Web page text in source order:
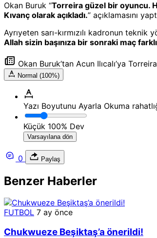
Okan Buruk “Torreira güzel bir oyuncu.
Kıvanç olarak açıkladı.” açıklamasını
Ayrıyeten sarı-kırmızılı kadronun teknik
Allah sizin başınıza bir sonraki maç
Okan Buruk’tan Acun Ilıcalı’ya Torreira
Normal (100%)
Yazı Boyutunu Ayarla Okuma
Küçük 100% Dev
Varsayılana dön
0 Paylaş
Benzer Haberler
FUTBOL 7 ay önce
Chukwueze Beşiktaş’a önerildi!